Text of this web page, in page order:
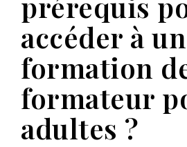
accéder à
formation
formateur
adultes ?